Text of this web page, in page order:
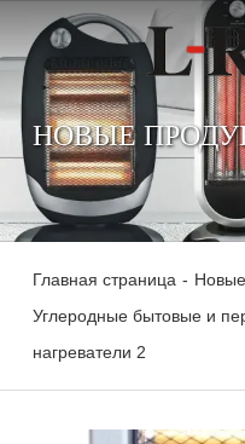
НОВЫЕ
Главная страница -
Углеродные бытовые и
нагреватели 2